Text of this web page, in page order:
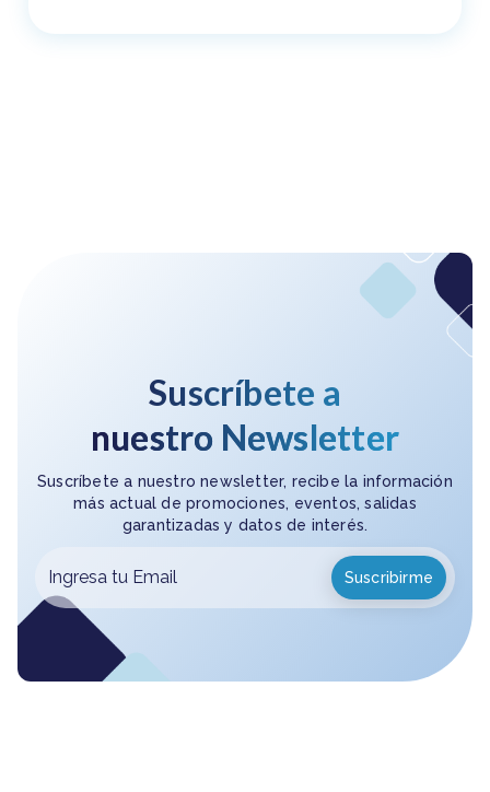
Suscríbete a
nuestro Newsletter
Suscríbete a nuestro newsletter, recibe la información
más actual de promociones, eventos, salidas
garantizadas y datos de interés.